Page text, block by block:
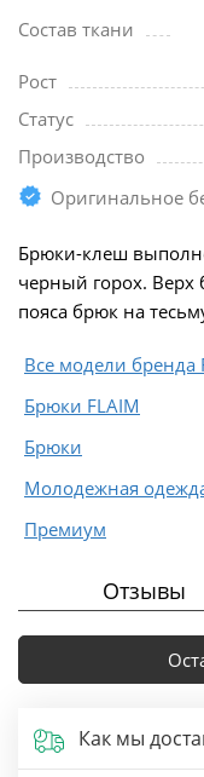
Состав ткани
Рост
Статус
Производство
Оригинальное
Брюки-клеш
черный горох. Верх
пояса брюк на
Все модели бренда
Брюки FLAIM
Брюки
Молодежная
Премиум
Отзывы
Как мы